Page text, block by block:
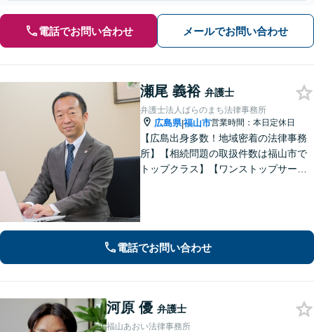
電話でお問い合わせ メールでお問い合わせ
瀬尾 義裕 弁護士
弁護士法人ばらのまち法律事務所
広島県|福山市営業時間：本日定休日
【広島出身多数！地域密着の法律事務
所】【相続問題の取扱件数は福山市で
トップクラス】【ワンストップサービ
遺言・相続、債務整理など、幅広い分
野に対応」
電話でお問い合わせ
河原 優 弁護士
福山あおい法律事務所